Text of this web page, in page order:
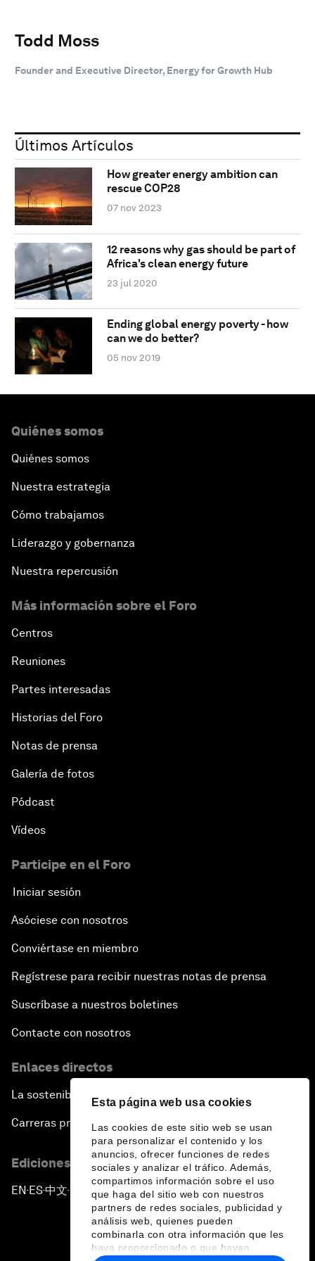
Esta página web usa cookies
Las cookies de este sitio web se usan
para personalizar el contenido y los
anuncios, ofrecer funciones de redes
sociales y analizar el tráfico. Además,
compartimos información sobre el uso
que haga del sitio web con nuestros
partners de redes sociales, publicidad y
análisis web, quienes pueden
combinarla con otra información que les
haya proporcionado o que hayan
Todd Moss
Founder and Executive Director, Energy for Growth Hub
Últimos Artículos
How greater energy ambition can
rescue COP28
07 nov 2023
12 reasons why gas should be part of
Africa's clean energy future
23 jul 2020
Ending global energy poverty - how
can we do better?
05 nov 2019
Quiénes somos
Quiénes somos
Nuestra estrategia
Cómo trabajamos
Liderazgo y gobernanza
Nuestra repercusión
Más información sobre el Foro
Centros
Reuniones
Partes interesadas
Historias del Foro
Notas de prensa
Galería de fotos
Pódcast
Vídeos
Participe en el Foro
Iniciar sesión
Asóciese con nosotros
Conviértase en miembro
Regístrese para recibir nuestras notas de prensa
Suscríbase a nuestros boletines
Contacte con nosotros
Enlaces directos
La sostenibilidad en el Foro
Carreras profesionales
Ediciones en otros idiomas
EN ▪ ES▪中文▪ 日本語